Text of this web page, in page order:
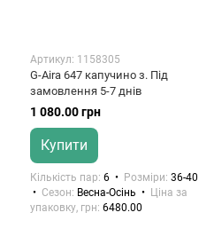
Артикул: 1158305
G-Aira 647 капучино з. Під
замовлення 5-7 днів
1 080.00 грн
Купити
Кількість пар 6 Розміри 36-40
Сезон
Весна-Осінь
Ціна за
упаковку, грн 6480.00